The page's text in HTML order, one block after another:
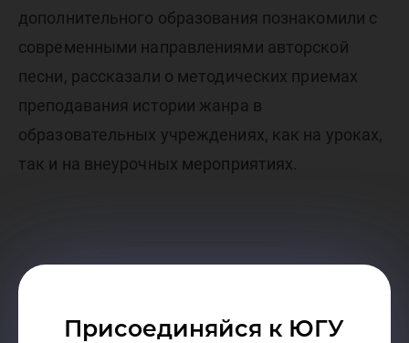
Присоединяйся к ЮГУ
дополнительного образования познакомили с
современными направлениями авторской
песни, рассказали о методических приемах
преподавания истории жанра в
образовательных учреждениях, как на уроках,
так и на внеурочных мероприятиях.